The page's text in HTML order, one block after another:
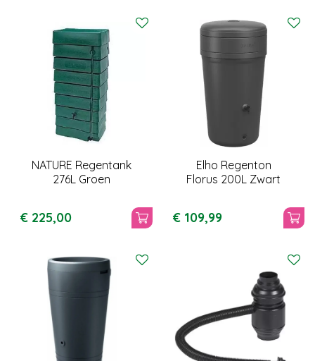
NATURE Regentank
276L Groen
€ 225,00
Elho Regenton
Florus 200L Zwart
€ 109,99